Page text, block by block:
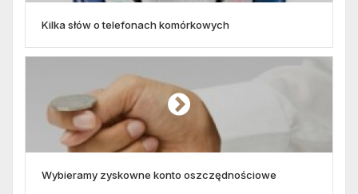
Kilka słów o telefonach komórkowych
Wybieramy zyskowne konto oszczędnościowe